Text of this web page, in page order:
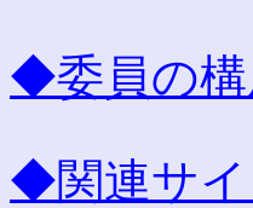
◆委員の構
◆関連サイ